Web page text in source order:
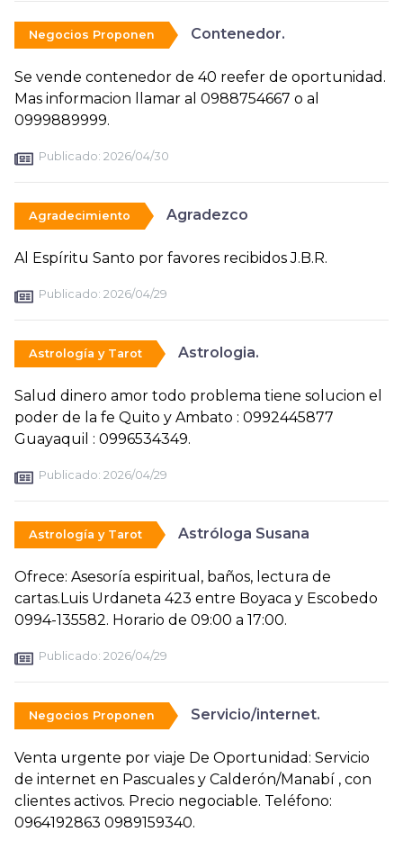
Negocios Proponen Contenedor.
Se vende contenedor de 40 reefer de oportunidad.
Mas informacion llamar al 0988754667 o al
0999889999.
Publicado: 2026/04/30
Agradecimiento Agradezco
Al Espíritu Santo por favores recibidos J.B.R.
Publicado: 2026/04/29
Astrología y Tarot Astrologia.
Salud dinero amor todo problema tiene solucion el
poder de la fe Quito y Ambato : 0992445877
Guayaquil : 0996534349.
Publicado: 2026/04/29
Astrología y Tarot Astróloga Susana
Ofrece: Asesoría espiritual, baños, lectura de
cartas.Luis Urdaneta 423 entre Boyaca y Escobedo
0994-135582. Horario de 09:00 a 17:00.
Publicado: 2026/04/29
Negocios Proponen Servicio/internet.
Venta urgente por viaje De Oportunidad: Servicio
de internet en Pascuales y Calderón/Manabí , con
clientes activos. Precio negociable. Teléfono:
0964192863 0989159340.